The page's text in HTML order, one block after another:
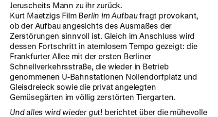
Jeruscheits Mann zu ihr zurück.
Kurt Maetzigs Film Berlin im Aufbaufragt provokant,
ob der Aufbau angesichts des Ausmaßes der
Zerstörungen sinnvoll ist. Gleich im Anschluss wird
dessen Fortschritt in atemlosem Tempo gezeigt: die
Frankfurter Allee mit der ersten Berliner
Schnellverkehrsstraße, die wieder in Betrieb
genommenen U-Bahnstationen Nollendorfplatz und
Gleisdreieck sowie die privat angelegten
Gemüsegärten im völlig zerstörten Tiergarten.
Und alles wird wieder gut! berichtet über die mühevolle